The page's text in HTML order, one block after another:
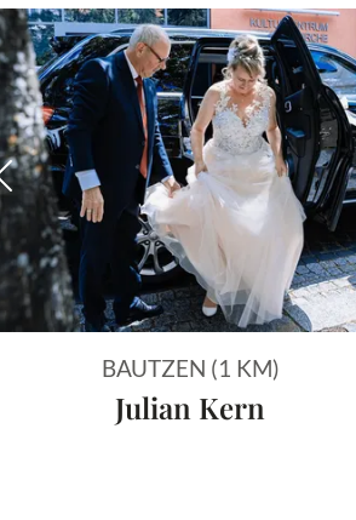
Vorheriges Bild
BAUTZEN (1 KM)
Julian Kern